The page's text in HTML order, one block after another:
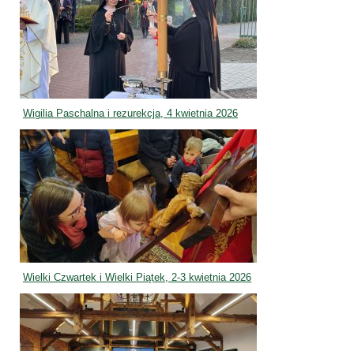
Wigilia Paschalna i rezurekcja, 4 kwietnia 2026
Wielki Czwartek i Wielki Piątek, 2-3 kwietnia 2026